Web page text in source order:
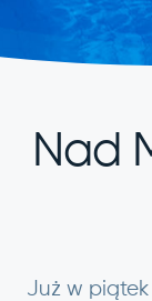
Nad
Już w piątek